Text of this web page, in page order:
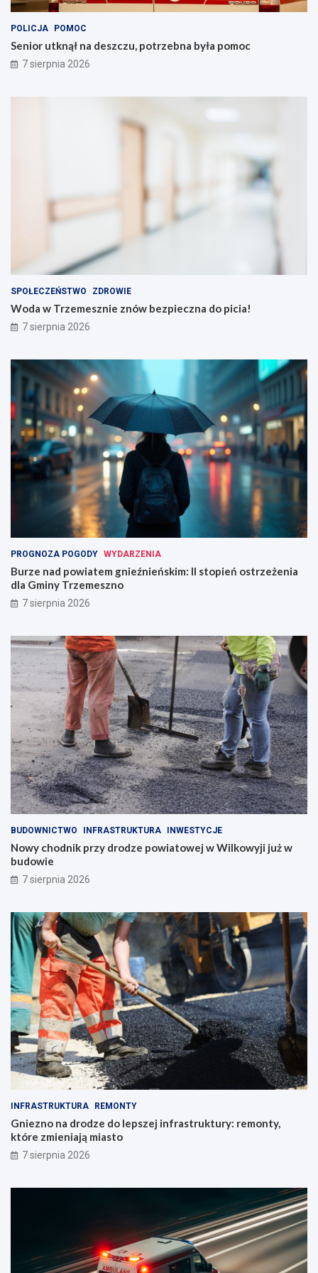
c
POLICJA POMOC
Senior utknął na deszczu, potrzebna była pomoc
7 sierpnia 2026
SPOŁECZEŃSTWO ZDROWIE
Woda w Trzemesznie znów bezpieczna do picia!
7 sierpnia 2026
PROGNOZA POGODY WYDARZENIA
Burze nad powiatem gnieźnieńskim: II stopień ostrzeżenia
dla Gminy Trzemeszno
7 sierpnia 2026
BUDOWNICTWO INFRASTRUKTURA INWESTYCJE
Nowy chodnik przy drodze powiatowej w Wilkowyji już w
budowie
7 sierpnia 2026
INFRASTRUKTURA REMONTY
Gniezno na drodze do lepszej infrastruktury: remonty,
które zmieniają miasto
7 sierpnia 2026